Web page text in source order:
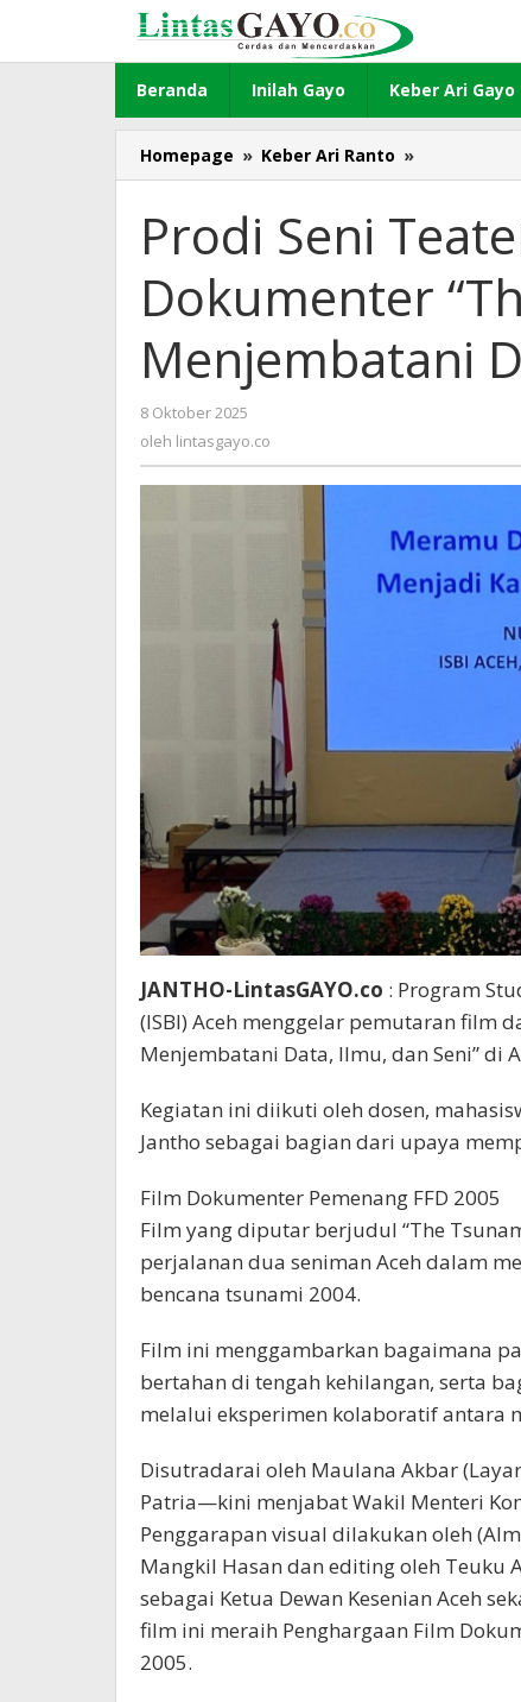
konten
Beranda Inilah Gayo Keber Ari Gayo
Homepage » Keber Ari Ranto »
Seni
ISBI
Aceh
Putar
Film
“The
Tsunami
Ilmu,
Seni
Prodi Seni
Dokumenter
Menjembatani
8 Oktober 2025
lintasgayo.co
oleh lintasgayo.co
JANTHO-LintasGAYO.co : Program
(ISBI) Aceh menggelar pemutaran film
Menjembatani Data, Ilmu, dan Seni” di
Kegiatan ini diikuti oleh dosen,
Jantho sebagai bagian dari upaya
Film Dokumenter Pemenang FFD 2005
Film yang diputar berjudul “The
perjalanan dua seniman Aceh dalam
bencana tsunami 2004.
Film ini menggambarkan bagaimana
bertahan di tengah kehilangan, serta
melalui eksperimen kolaboratif antara
Disutradarai oleh Maulana Akbar
Patria—kini menjabat Wakil Menteri
Penggarapan visual dilakukan oleh
Mangkil Hasan dan editing oleh Teuku
sebagai Ketua Dewan Kesenian Aceh
film ini meraih Penghargaan Film
2005.